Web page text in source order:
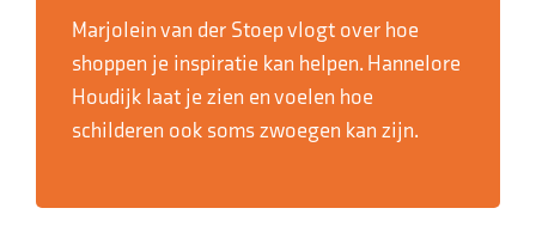
Marjolein van der Stoep vlogt over hoe
shoppen je inspiratie kan helpen. Hannelore
Houdijk laat je zien en voelen hoe
schilderen ook soms zwoegen kan zijn.